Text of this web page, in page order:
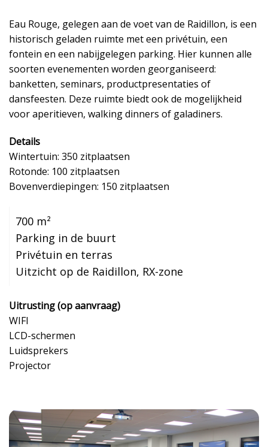
Eau Rouge, gelegen aan de voet van de Raidillon, is een
historisch geladen ruimte met een privétuin, een
fontein en een nabijgelegen parking. Hier kunnen alle
soorten evenementen worden georganiseerd:
banketten, seminars, productpresentaties of
dansfeesten. Deze ruimte biedt ook de mogelijkheid
voor aperitieven, walking dinners of galadiners.
Details
Wintertuin: 350 zitplaatsen
Rotonde: 100 zitplaatsen
Bovenverdiepingen: 150 zitplaatsen
700 m²
Parking in de buurt
Privétuin en terras
Uitzicht op de Raidillon, RX-zone
Uitrusting (op aanvraag)
WIFI
LCD-schermen
Luidsprekers
Projector